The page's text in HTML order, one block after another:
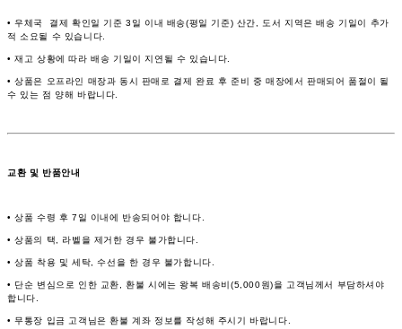
• 우체국 결제 확인일 기준 3일 이내 배송(평일 기준) 산간, 도서 지역은 배송 기일이 추가
적 소요될 수 있습니다.
• 재고 상황에 따라 배송 기일이 지연될 수 있습니다.
• 상품은 오프라인 매장과 동시 판매로 결제 완료 후 준비 중 매장에서 판매되어 품절이 될
수 있는 점 양해 바랍니다.
교환 및 반품안내
• 상품 수령 후 7일 이내에 반송되어야 합니다.
• 상품의 택, 라벨을 제거한 경우 불가합니다.
• 상품 착용 및 세탁, 수선을 한 경우 불가합니다.
• 단순 변심으로 인한 교환, 환불 시에는 왕복 배송비(5,000원)을 고객님께서 부담하셔야
합니다.
• 무통장 입금 고객님은 환불 계좌 정보를 작성해 주시기 바랍니다.